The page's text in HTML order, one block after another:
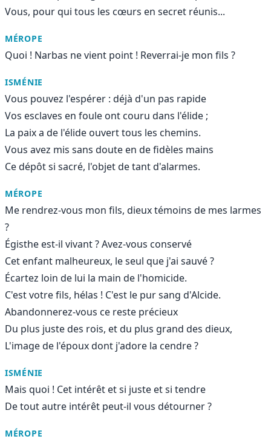
Vous, pour qui tous les cœurs en secret réunis...
MÉROPE
Quoi ! Narbas ne vient point ! Reverrai-je mon fils ?
ISMÉNIE
Vous pouvez l'espérer : déjà d'un pas rapide
Vos esclaves en foule ont couru dans l'élide ;
La paix a de l'élide ouvert tous les chemins.
Vous avez mis sans doute en de fidèles mains
Ce dépôt si sacré, l'objet de tant d'alarmes.
MÉROPE
Me rendrez-vous mon fils, dieux témoins de mes larmes
?
Égisthe est-il vivant ? Avez-vous conservé
Cet enfant malheureux, le seul que j'ai sauvé ?
Écartez loin de lui la main de l'homicide.
C'est votre fils, hélas ! C'est le pur sang d'Alcide.
Abandonnerez-vous ce reste précieux
Du plus juste des rois, et du plus grand des dieux,
L'image de l'époux dont j'adore la cendre ?
ISMÉNIE
Mais quoi ! Cet intérêt et si juste et si tendre
De tout autre intérêt peut-il vous détourner ?
MÉROPE